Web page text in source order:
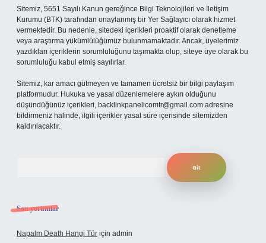
Sitemiz, 5651 Sayılı Kanun gereğince Bilgi Teknolojileri ve İletişim
Kurumu (BTK) tarafından onaylanmış bir Yer Sağlayıcı olarak hizmet
vermektedir. Bu nedenle, sitedeki içerikleri proaktif olarak denetleme
veya araştırma yükümlülüğümüz bulunmamaktadır. Ancak, üyelerimiz
yazdıkları içeriklerin sorumluluğunu taşımakta olup, siteye üye olarak bu
sorumluluğu kabul etmiş sayılırlar.
Sitemiz, kar amacı gütmeyen ve tamamen ücretsiz bir bilgi paylaşım
platformudur. Hukuka ve yasal düzenlemelere aykırı olduğunu
düşündüğünüz içerikleri, backlinkpanelicomtr@gmail.com adresine
bildirmeniz halinde, ilgili içerikler yasal süre içerisinde sitemizden
kaldırılacaktır.
Son yorumlar
Napalm Death Hangi Tür için admin